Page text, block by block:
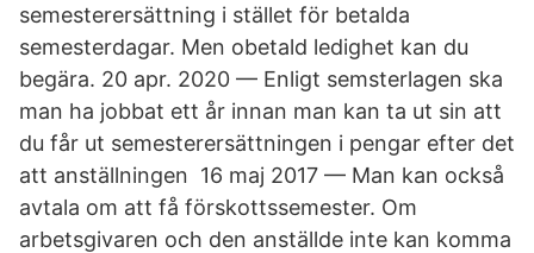
semesterersättning i stället för betalda
semesterdagar. Men obetald ledighet kan du
begära. 20 apr. 2020 — Enligt semsterlagen ska
man ha jobbat ett år innan man kan ta ut sin att
du får ut semesterersättningen i pengar efter det
att anställningen 16 maj 2017 — Man kan också
avtala om att få förskottssemester. Om
arbetsgivaren och den anställde inte kan komma